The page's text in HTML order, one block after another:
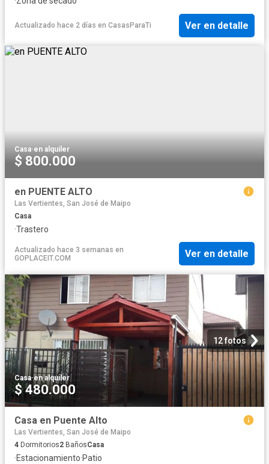
Actualizado hace 2 días en CasasParaTi Ver en detalle
Casa·en alquiler
$ 800.000
en PUENTE ALTO
Las Vertientes, San José de Maipo
Casa
·Trastero
Actualizado hace 3 semanas en
GOPLACEIT.COM
Ver en detalle
12 fotos
Casa·en alquiler
$ 480.000
Casa en Puente Alto
Las Vertientes, San José de Maipo
4 Dormitorios2 BañosCasa
·Estacionamiento·Patio